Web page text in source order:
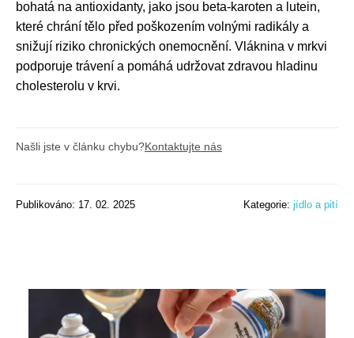
bohatá na antioxidanty, jako jsou beta-karoten a lutein,
které chrání tělo před poškozením volnými radikály a
snižují riziko chronických onemocnění. Vláknina v mrkvi
podporuje trávení a pomáhá udržovat zdravou hladinu
cholesterolu v krvi.
Našli jste v článku chybu?Kontaktujte nás
Publikováno: 17. 02. 2025 Kategorie: jídlo a pití